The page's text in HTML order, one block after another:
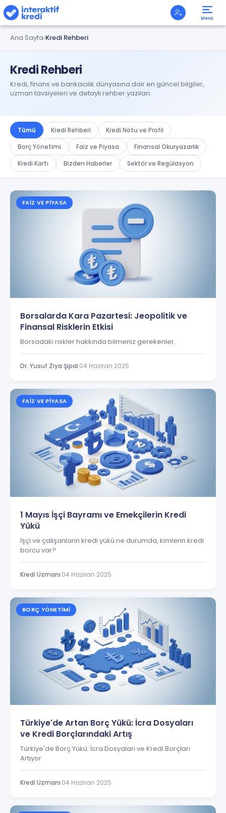
Menü
Ana Sayfa Kredi Rehberi
Kredi Rehberi
Kredi, finans ve bankacılık dünyasına dair en güncel bilgiler,
uzman tavsiyeleri ve detaylı rehber yazıları.
Tümü Kredi Rehberi
Kredi Notu ve Profil
Borç Yönetimi
Faiz ve Piyasa
Finansal Okuryazarlık
Kredi Kartı
Bizden Haberler Sektör ve Regülasyon
FAIZ VE PIYASA
Borsalarda Kara Pazartesi: Jeopolitik ve
Finansal Risklerin Etkisi
Borsadaki riskler hakkında bilmeniz gerekenler.
Dr. Yusuf Ziya Şipal·04 Haziran 2025
FAIZ VE PIYASA
1 Mayıs İşçi Bayramı ve Emekçilerin Kredi
Yükü
İşçi ve çalışanların kredi yükü ne durumda, kimlerin kredi
borcu var?
Kredi Uzmanı·04 Haziran 2025
BORÇ YÖNETIMI
Türkiye'de Artan Borç Yükü: İcra Dosyaları
ve Kredi Borçlarındaki Artış
Türkiye'de Borç Yükü: İcra Dosyaları ve Kredi Borçları
Artıyor
Kredi Uzmanı·04 Haziran 2025